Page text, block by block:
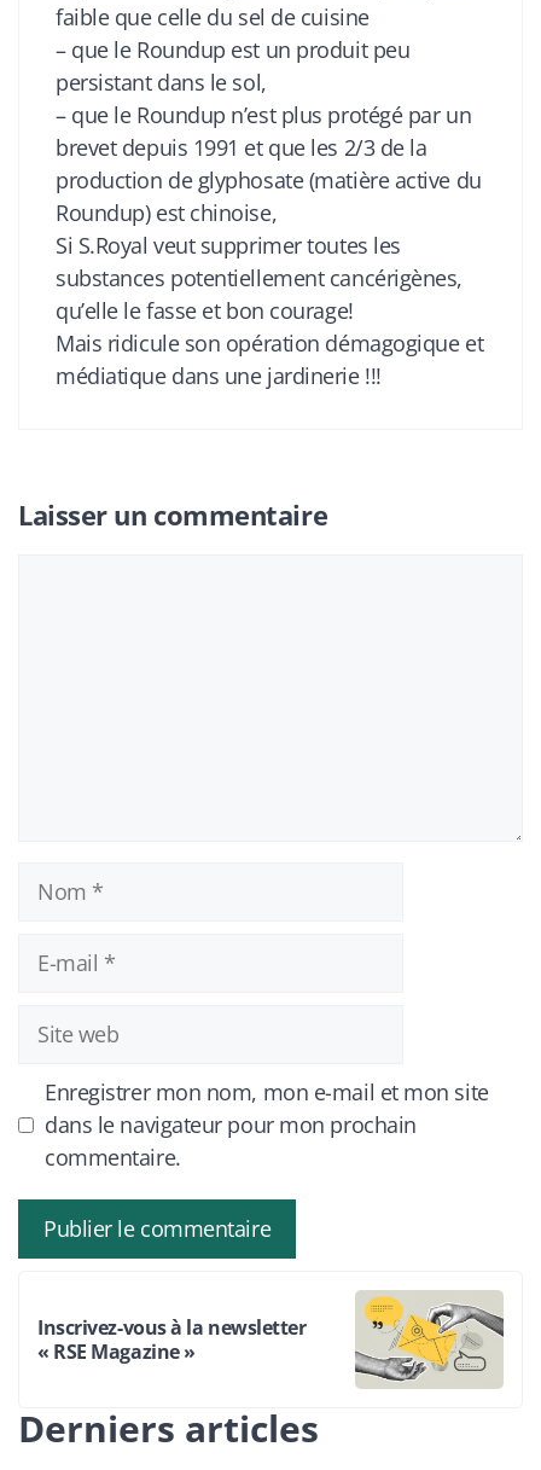
faible que celle du sel de cuisine
– que le Roundup est un produit peu
persistant dans le sol,
– que le Roundup n’est plus protégé par un
brevet depuis 1991 et que les 2/3 de la
production de glyphosate (matière active du
Roundup) est chinoise,
Si S.Royal veut supprimer toutes les
substances potentiellement cancérigènes,
qu’elle le fasse et bon courage!
Mais ridicule son opération démagogique et
médiatique dans une jardinerie !!!
Laisser un commentaire
mail
Site
web
Enregistrer mon nom, mon e-mail et mon site
dans le navigateur pour mon prochain
commentaire.
Inscrivez-vous à la newsletter
« RSE Magazine »
Derniers articles